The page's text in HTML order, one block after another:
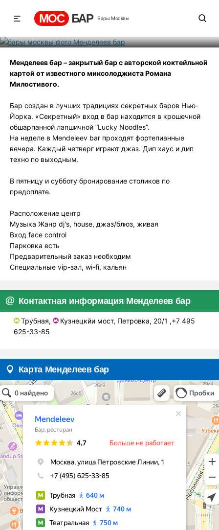
МОС БАР Бары Москвы
Менделеев бар
Менделеев бар – закрытый бар с авторской коктейльной
картой от известного миксолоджиста Романа
Милостивого.
Бар создан в лучших традициях секретных баров Нью-
Йорка. «Секретный» вход в бар находится в крошечной
обшарпанной лапшичной “Lucky Noodles”.
На неделе в Mendeleev bar проходят фортепианные
вечера. Каждый четверг играют джаз. Дип хаус и дип
техно по выходным.
В пятницу и субботу бронирование столиков по
предоплате.
Расположение центр
Музыка Жанр dj's, house, джаз/блюз, живая
Вход face control
Парковка есть
Предварительный заказ необходим
Специальные vip-зал, wi-fi, кальян
Контактная информация Менделеев бар
Трубная,
Кузнецкйи мост, Петровка, 20/1 ,+7 495
625-33-85
Карта Менделеев бар